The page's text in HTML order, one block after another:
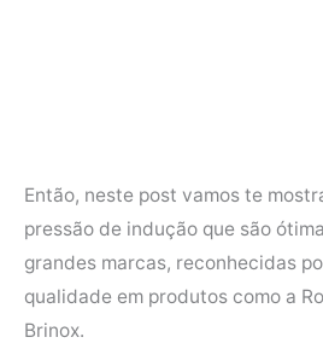
Então, neste post vamos te
pressão de indução que são
grandes marcas, reconhecidas
qualidade em produtos como a
Brinox.